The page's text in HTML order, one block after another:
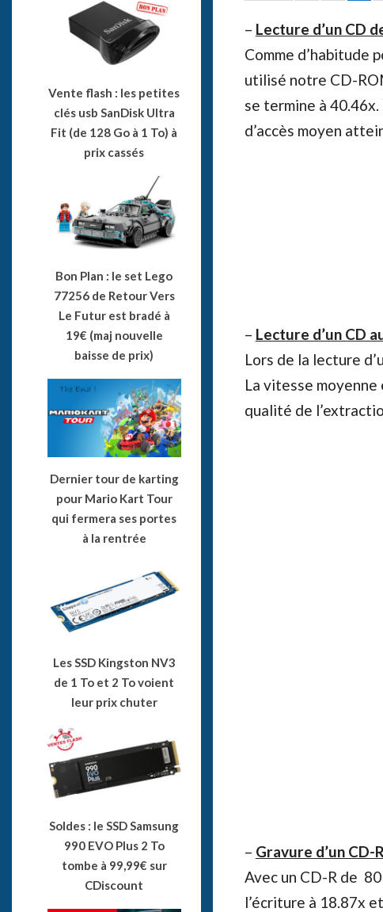
– Lecture d’un CD
Comme d’habitude
utilisé notre CD-
se termine à
d’accès moyen
– Lecture d’un CD
Lors de la lecture
La vitesse moyenne
qualité de
– Gravure d’un CD-R
Avec un CD-R de
l’écriture à 18.87x
Vente flash : les petites
clés usb SanDisk Ultra
Fit (de 128 Go à 1 To) à
prix cassés
Bon Plan : le set Lego
77256 de Retour Vers
Le Futur est bradé à
19€ (maj nouvelle
baisse de prix)
Dernier tour de karting
pour Mario Kart Tour
qui fermera ses portes
à la rentrée
Les SSD Kingston NV3
de 1 To et 2 To voient
leur prix chuter
Soldes : le SSD Samsung
990 EVO Plus 2 To
tombe à 99,99€ sur
CDiscount